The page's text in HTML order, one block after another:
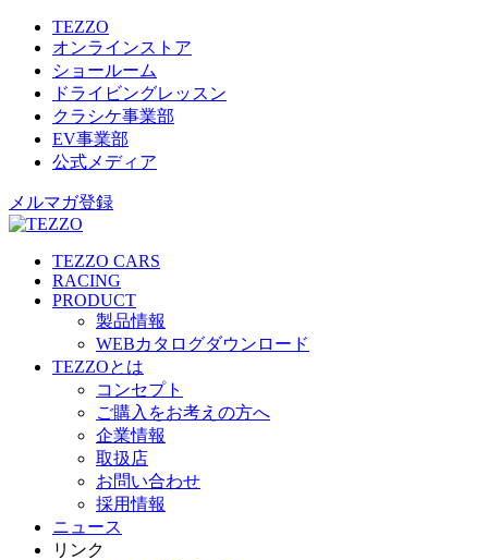
TEZZO
オンラインストア
ショールーム
ドライビングレッスン
クラシケ事業部
EV事業部
公式メディア
メルマガ登録
TEZZO CARS
RACING
PRODUCT
製品情報
WEBカタログダウンロード
TEZZOとは
コンセプト
ご購入をお考えの方へ
企業情報
取扱店
お問い合わせ
採用情報
ニュース
リンク